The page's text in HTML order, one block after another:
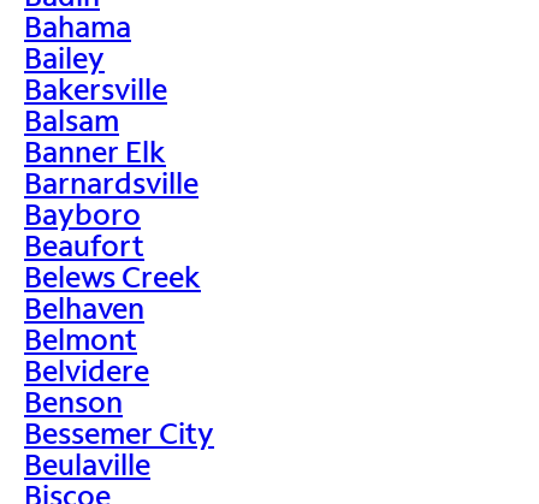
Bahama
Bailey
Bakersville
Balsam
Banner Elk
Barnardsville
Bayboro
Beaufort
Belews Creek
Belhaven
Belmont
Belvidere
Benson
Bessemer City
Beulaville
Biscoe